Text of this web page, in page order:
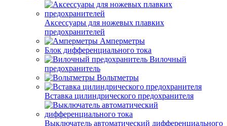
Аксессуары для ножевых плавких
предохранителей
Амперметры
Блок дифференциального тока
Вилочный
предохранитель
Вольтметры
Вставка цилиндрического предохранителя
Выключатель автоматический дифференциального